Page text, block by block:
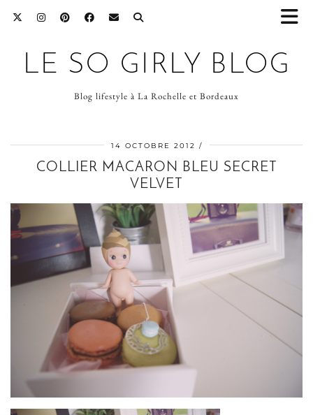
LE SO GIRLY BLOG
Blog lifestyle à La Rochelle et Bordeaux
14 OCTOBRE 2012
COLLIER MACARON BLEU SECRET
VELVET